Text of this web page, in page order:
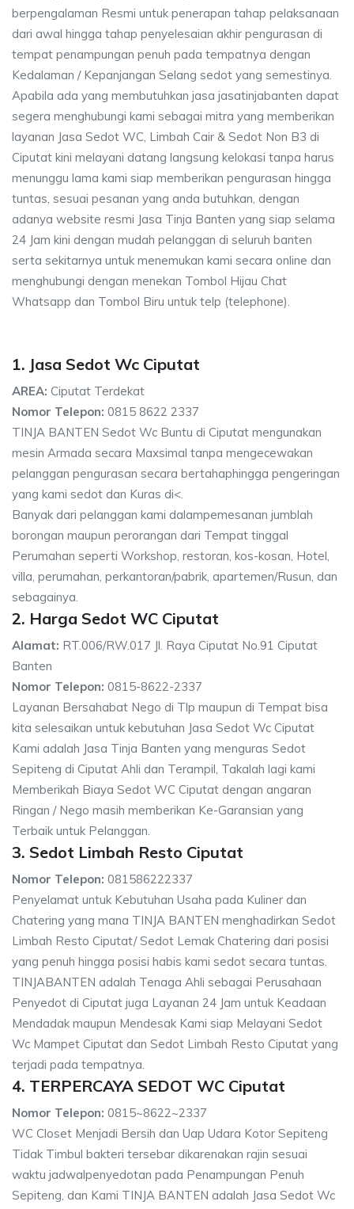
berpengalaman Resmi untuk penerapan tahap pelaksanaan
dari awal hingga tahap penyelesaian akhir pengurasan di
tempat penampungan penuh pada tempatnya dengan
Kedalaman / Kepanjangan Selang sedot yang semestinya.
Apabila ada yang membutuhkan jasa jasatinjabanten dapat
segera menghubungi kami sebagai mitra yang memberikan
layanan Jasa Sedot WC, Limbah Cair & Sedot Non B3 di
Ciputat kini melayani datang langsung kelokasi tanpa harus
menunggu lama kami siap memberikan pengurasan hingga
tuntas, sesuai pesanan yang anda butuhkan, dengan
adanya website resmi Jasa Tinja Banten yang siap selama
24 Jam kini dengan mudah pelanggan di seluruh banten
serta sekitarnya untuk menemukan kami secara online dan
menghubungi dengan menekan Tombol Hijau Chat
Whatsapp dan Tombol Biru untuk telp (telephone).
1. Jasa Sedot Wc Ciputat
AREA: Ciputat Terdekat
Nomor Telepon: 0815 8622 2337
TINJA BANTEN Sedot Wc Buntu di Ciputat mengunakan
mesin Armada secara Maxsimal tanpa mengecewakan
pelanggan pengurasan secara bertahaphingga pengeringan
yang kami sedot dan Kuras di<.
Banyak dari pelanggan kami dalampemesanan jumblah
borongan maupun perorangan dari Tempat tinggal
Perumahan seperti Workshop, restoran, kos-kosan, Hotel,
villa, perumahan, perkantoran/pabrik, apartemen/Rusun, dan
sebagainya.
2. Harga Sedot WC Ciputat
Alamat: RT.006/RW.017 Jl. Raya Ciputat No.91 Ciputat
Banten
Nomor Telepon: 0815-8622-2337
Layanan Bersahabat Nego di Tlp maupun di Tempat bisa
kita selesaikan untuk kebutuhan Jasa Sedot Wc Ciputat
Kami adalah Jasa Tinja Banten yang menguras Sedot
Sepiteng di Ciputat Ahli dan Terampil, Takalah lagi kami
Memberikah Biaya Sedot WC Ciputat dengan angaran
Ringan / Nego masih memberikan Ke-Garansian yang
Terbaik untuk Pelanggan.
3. Sedot Limbah Resto Ciputat
Nomor Telepon: 081586222337
Penyelamat untuk Kebutuhan Usaha pada Kuliner dan
Chatering yang mana TINJA BANTEN menghadirkan Sedot
Limbah Resto Ciputat/ Sedot Lemak Chatering dari posisi
yang penuh hingga posisi habis kami sedot secara tuntas.
TINJABANTEN adalah Tenaga Ahli sebagai Perusahaan
Penyedot di Ciputat juga Layanan 24 Jam untuk Keadaan
Mendadak maupun Mendesak Kami siap Melayani Sedot
Wc Mampet Ciputat dan Sedot Limbah Resto Ciputat yang
terjadi pada tempatnya.
4. TERPERCAYA SEDOT WC Ciputat
Nomor Telepon: 0815~8622~2337
WC Closet Menjadi Bersih dan Uap Udara Kotor Sepiteng
Tidak Timbul bakteri tersebar dikarenakan rajin sesuai
waktu jadwalpenyedotan pada Penampungan Penuh
Sepiteng, dan Kami TINJA BANTEN adalah Jasa Sedot Wc